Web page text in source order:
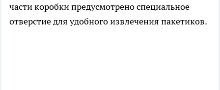
части коробки предусмотрено специальное
отверстие для удобного извлечения пакетиков.